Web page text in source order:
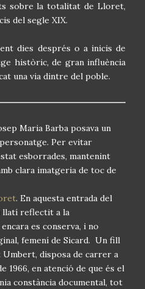
sobre la totalitat de Lloret,
del segle XIX.
dies després o a inicis de
històric, de gran influència
una via dintre del poble.
Maria Barba posava un
Per evitar
esborrades, mantenint
clara imatgeria de toc de
. En aquesta entrada del
llatí reflectit a la
es conserva, i no
femení de Sicard. Un fill
Umbert, disposa de carrer a
1966, en atenció de que és el
constància documental, tot